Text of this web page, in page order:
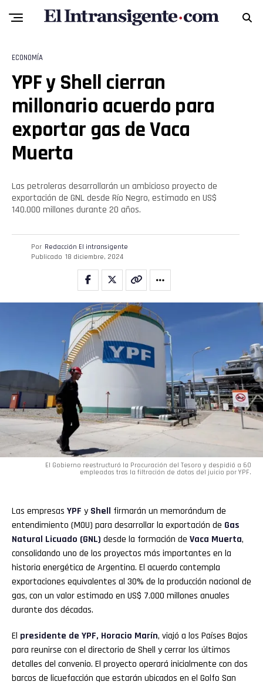
ECONOMÍA
YPF y Shell cierran
millonario acuerdo para
exportar gas de Vaca
Muerta
Las petroleras desarrollarán un ambicioso proyecto de
exportación de GNL desde Río Negro, estimado en US$
140.000 millones durante 20 años.
Por Redacción El intransigente
Publicado 18 diciembre, 2024
El Gobierno reestructuró la Procuración del Tesoro y despidió a 60
empleados tras la filtración de datos del juicio por YPF.
Las empresas YPF y Shell firmarán un memorándum de
entendimiento (MOU) para desarrollar la exportación de Gas
Natural Licuado (GNL) desde la formación de Vaca Muerta,
consolidando uno de los proyectos más importantes en la
historia energética de Argentina. El acuerdo contempla
exportaciones equivalentes al 30% de la producción nacional de
gas, con un valor estimado en US$ 7.000 millones anuales
durante dos décadas.
El presidente de YPF, Horacio Marín, viajó a los Países Bajos
para reunirse con el directorio de Shell y cerrar los últimos
detalles del convenio. El proyecto operará inicialmente con dos
barcos de licuefacción que estarán ubicados en el Golfo San